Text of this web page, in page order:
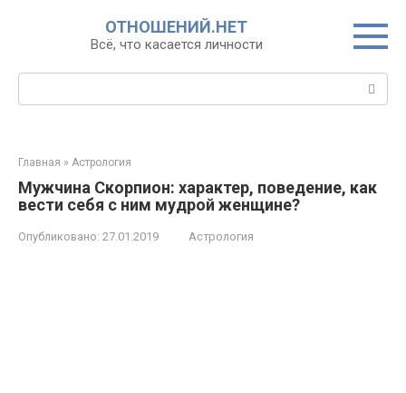
ОТНОШЕНИЙ.НЕТ
Всё, что касается личности
Поиск:
Главная » Астрология
Мужчина Скорпион: характер, поведение, как
вести себя с ним мудрой женщине?
Опубликовано: 27.01.2019 Астрология